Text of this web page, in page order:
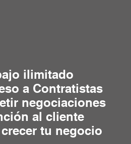
ilimitado
a Contratistas
negociaciones
al cliente
crecer tu negocio